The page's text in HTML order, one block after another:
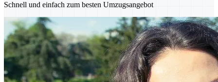
Schnell und einfach zum besten Umzugsangebot